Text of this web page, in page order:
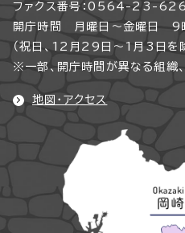
ファクス番号：0564-23-
開庁時間 月曜日～金曜日 9
（祝日、12月29日～1月3日を
※一部、開庁時間が異なる組織、
地図・アクセス